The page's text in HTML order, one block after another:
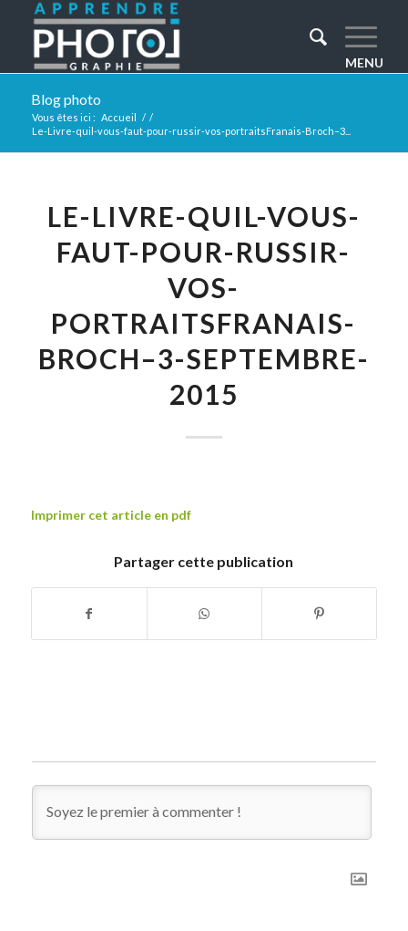
Blog photo
Vous êtes ici : Accueil / /
Le-Livre-quil-vous-faut-pour-russir-vos-portraitsFranais-Broch–3...
LE-LIVRE-QUIL-VOUS-
FAUT-POUR-RUSSIR-
VOS-
PORTRAITSFRANAIS-
BROCH–3-SEPTEMBRE-
2015
Imprimer cet article en pdf
Partager cette publication